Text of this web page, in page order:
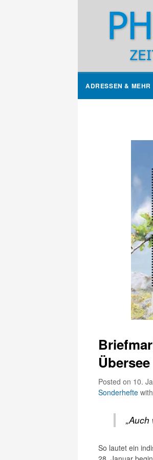
ADRESSEN & MEHR
Übersee
Posted on 10.
Sonderhefte with
So lautet ein